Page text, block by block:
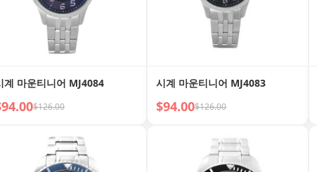
계 마운티니어 MJ4084
$126.00
시계 마운티니어 MJ4083
$94.00$126.00